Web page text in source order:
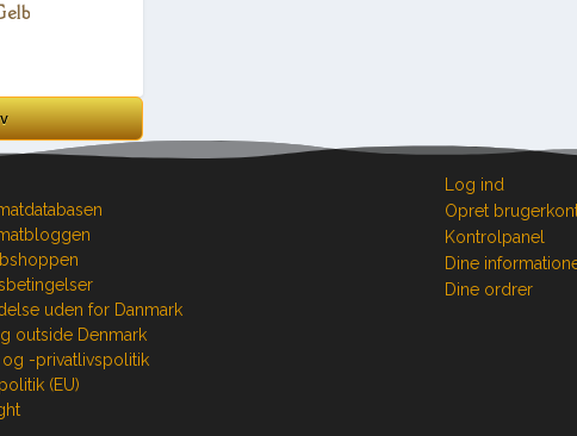
uden for Danmark
outside Denmark
-privatlivspolitik
(EU)
Log ind
Opret
Kontrolpanel
Dine
Dine ordrer